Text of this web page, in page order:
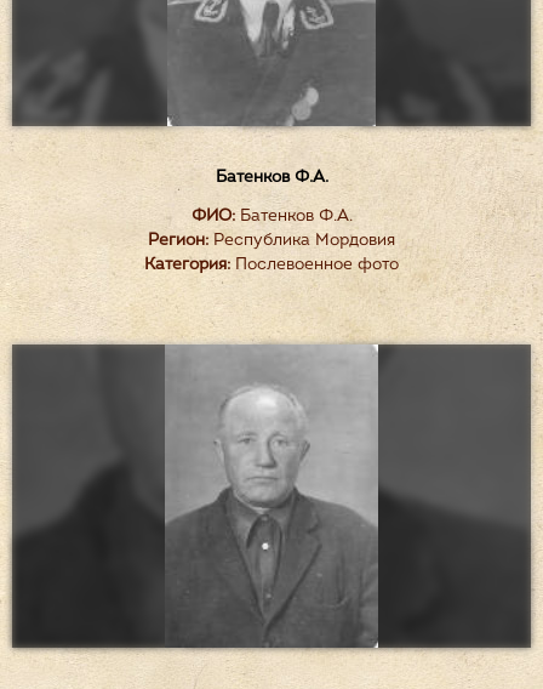
Батенков Ф.А.
ФИО:Батенков Ф.А.
Регион: Республика Мордовия
Категория: Послевоенное фото